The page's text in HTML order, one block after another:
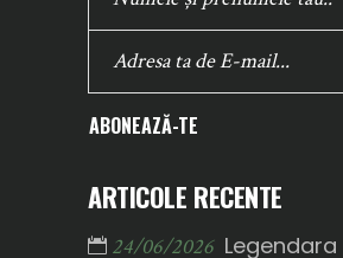
ABONEAZĂ-TE
ARTICOLE RECENTE
24/06/2026